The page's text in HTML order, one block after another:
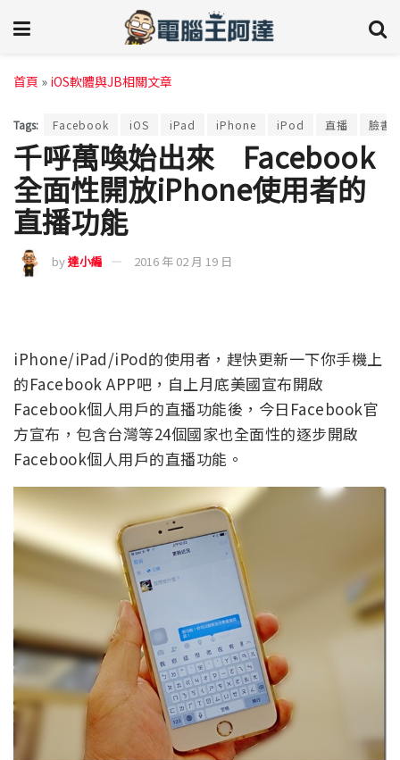
首頁 » iOS軟體與JB相關文章
Tags: Facebook iOS iPad iPhone iPod 直播 臉書
千呼萬喚始出來 Facebook
全面性開放iPhone使用者的
直播功能
by達小編 2016 年 02 月 19 日
iPhone/iPad/iPod的使用者，趕快更新一下你手機上
的Facebook APP吧，自上月底美國宣布開啟
Facebook個人用戶的直播功能後，今日Facebook官
方宣布，包含台灣等24個國家也全面性的逐步開啟
Facebook個人用戶的直播功能。